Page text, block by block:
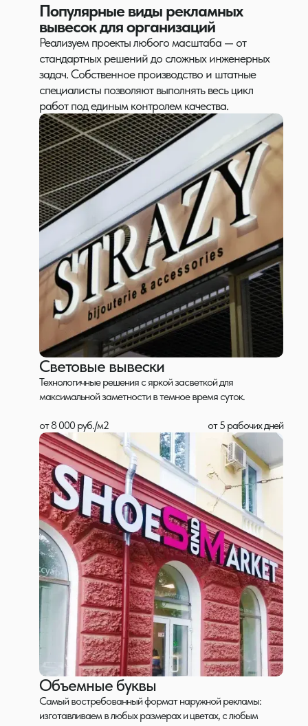
Популярные виды рекламных
вывесок для организаций
Реализуем проекты любого масштаба — от
стандартных решений до сложных инженерных
задач. Собственное производство и штатные
специалисты позволяют выполнять весь цикл
работ под единым контролем качества.
Световые вывески
Технологичные решения с яркой засветкой для
максимальной заметности в темное время суток.
от 8 000 руб./м2 от 5 рабочих дней
Объемные буквы
Самый востребованный формат наружной рекламы:
изготавливаем в любых размерах и цветах, с любым